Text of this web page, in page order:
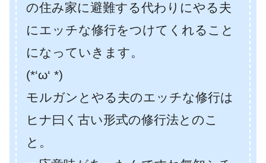
の住み家に避難する代わりにやる夫
にエッチな修行をつけてくれること
になっていきます。
(*‘ω‘ *)
モルガンとやる夫のエッチな修行は
ヒナ曰く古い形式の修行法とのこ
と。